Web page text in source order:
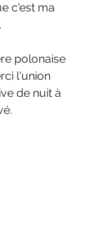
c'est ma
polonaise
l'union
de nuit à